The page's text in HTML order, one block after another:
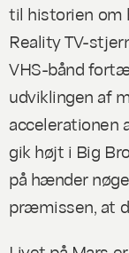
til historien om
Reality TV-
VHS-bånd
udviklingen af
accelerationen
gik højt i Big
på hænder
præmissen, at